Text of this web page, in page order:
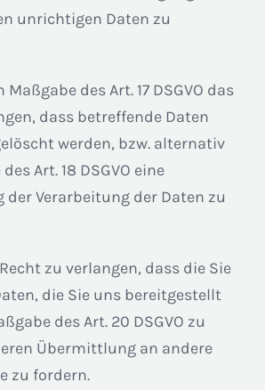
unrichtigen Daten zu
des Art. 17 DSGVO das
dass betreffende Daten
werden, bzw. alternativ
Art. 18 DSGVO eine
der Verarbeitung der Daten zu
zu verlangen, dass die Sie
die Sie uns bereitgestellt
des Art. 20 DSGVO zu
Übermittlung an andere
zu fordern.